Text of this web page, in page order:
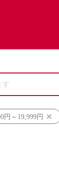
円～19,999円